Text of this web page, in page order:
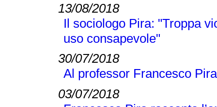
13/08/2018
Il sociologo Pira: "Troppa
uso consapevole"
30/07/2018
Al professor Francesco
03/07/2018